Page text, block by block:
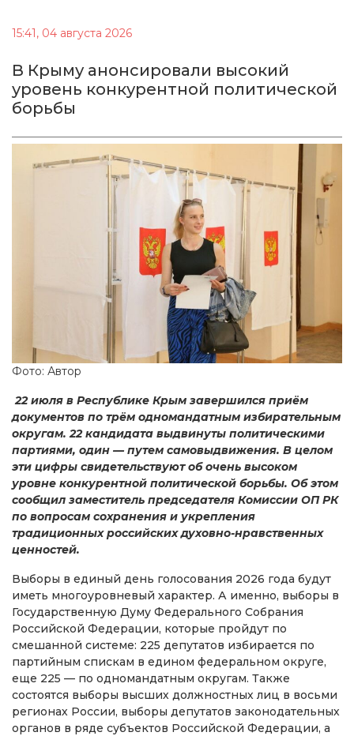
15:41, 04 августа 2026
В Крыму анонсировали высокий
уровень конкурентной политической
борьбы
Фото: Автор
22 июля в Республике Крым завершился приём
документов по трём одномандатным избирательным
округам. 22 кандидата выдвинуты политическими
партиями, один — путем самовыдвижения. В целом
эти цифры свидетельствуют об очень высоком
уровне конкурентной политической борьбы. Об этом
сообщил заместитель председателя Комиссии ОП РК
по вопросам сохранения и укрепления
традиционных российских духовно-нравственных
ценностей.
Выборы в единый день голосования 2026 года будут
иметь многоуровневый характер. А именно, выборы в
Государственную Думу Федерального Собрания
Российской Федерации, которые пройдут по
смешанной системе: 225 депутатов избирается по
партийным спискам в едином федеральном округе,
еще 225 — по одномандатным округам. Также
состоятся выборы высших должностных лиц в восьми
регионах России, выборы депутатов законодательных
органов в ряде субъектов Российской Федерации, а